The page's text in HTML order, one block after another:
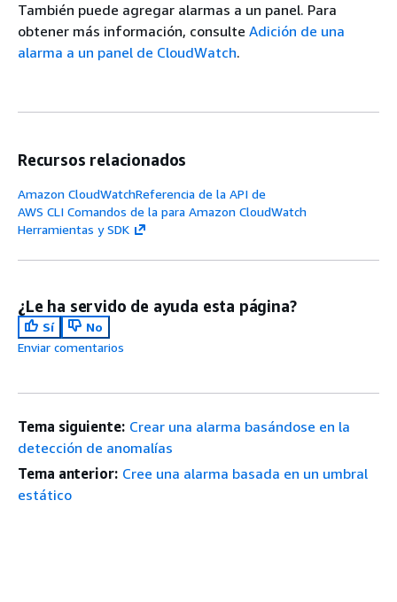
También puede agregar alarmas a un panel. Para
obtener más información, consulte Adición de una
alarma a un panel de CloudWatch.
Recursos relacionados
Amazon CloudWatchReferencia de la API de
AWS CLI Comandos de la para Amazon CloudWatch
Herramientas y SDK
¿Le ha servido de ayuda esta página?
Sí
No
Enviar comentarios
Tema siguiente: Crear una alarma basándose en la
detección de anomalías
Tema anterior: Cree una alarma basada en un umbral
estático